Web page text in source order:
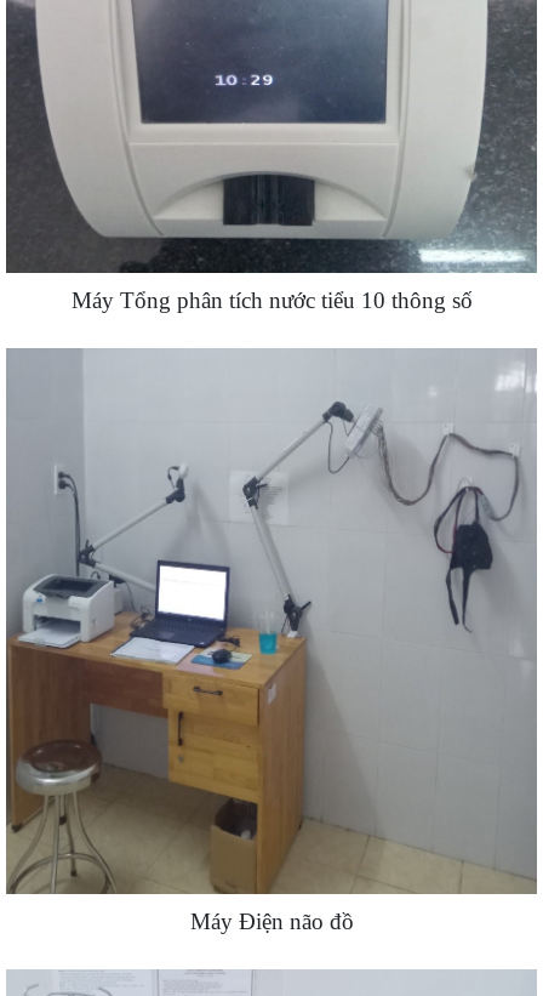
Máy Tổng phân tích nước tiểu 10 thông số
Máy Điện não đồ